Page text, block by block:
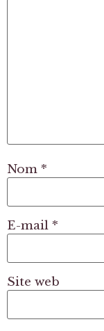
Nom *
E-mail *
Site web